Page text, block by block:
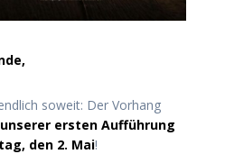
soweit: Der Vorhang
ersten Aufführung
den 2. Mai!